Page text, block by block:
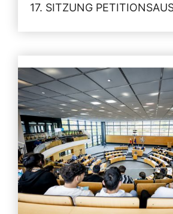
17. SITZUNG